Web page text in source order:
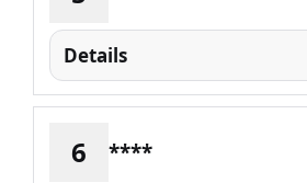
Details
6 ****